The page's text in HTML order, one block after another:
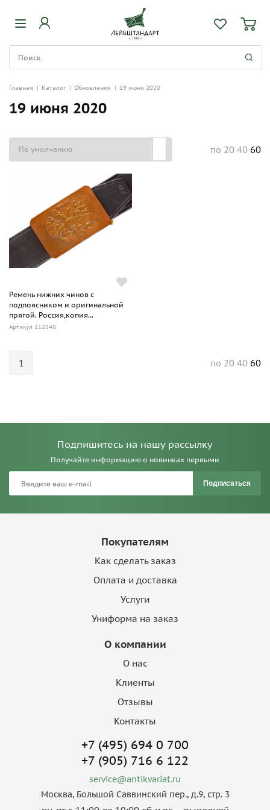
Главная | Каталог | Обновления | 19 июня 2020
19 июня 2020
по 20 40 60
Ремень нижних чинов с
подпоясником и оригинальной
прягой. Россия,копия...
Артикул 112148
1 по 20 40 60
Подпишитесь на нашу рассылку
Получайте информацию о новинках первыми
Подписаться
Покупателям
Как сделать заказ
Оплата и доставка
Услуги
Униформа на заказ
О компании
О нас
Клиенты
Отзывы
Контакты
+7 (495) 694 0 700
+7 (905) 716 6 122
service@antikvariat.ru
Москва, Большой Саввинский пер., д.9, стр. 3